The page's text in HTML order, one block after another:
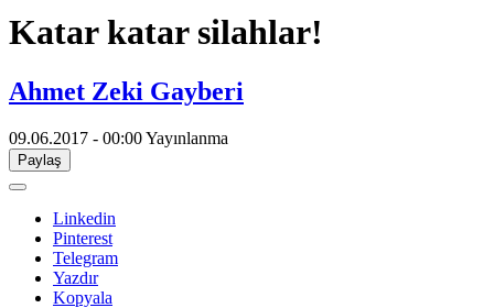
Katar katar silahlar!
Ahmet Zeki Gayberi
09.06.2017 - 00:00Yayınlanma
Paylaş
Linkedin
Pinterest
Telegram
Yazdır
Kopyala